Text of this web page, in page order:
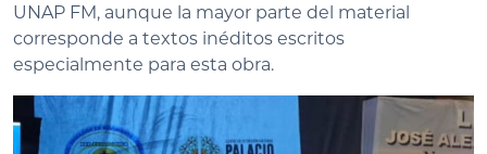
UNAP FM, aunque la mayor parte del material
corresponde a textos inéditos escritos
especialmente para esta obra.